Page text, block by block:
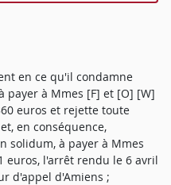
en ce qu'il condamne
payer à Mmes [F] et [O] [W]
euros et rejette toute
en conséquence,
solidum, à payer à Mmes
euros, l'arrêt rendu le 6 avril
d'appel d'Amiens ;